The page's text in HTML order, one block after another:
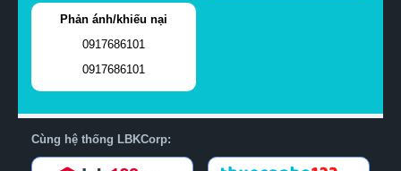
Phản ánh/khiếu nại
0917686101
0917686101
Cùng hệ thống LBKCorp: